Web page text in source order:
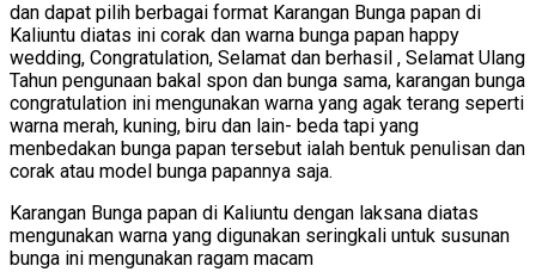
dan dapat pilih berbagai format Karangan Bunga papan di
Kaliuntu diatas ini corak dan warna bunga papan happy
wedding, Congratulation, Selamat dan berhasil , Selamat Ulang
Tahun pengunaan bakal spon dan bunga sama, karangan bunga
congratulation ini mengunakan warna yang agak terang seperti
warna merah, kuning, biru dan lain- beda tapi yang
menbedakan bunga papan tersebut ialah bentuk penulisan dan
corak atau model bunga papannya saja.
Karangan Bunga papan di Kaliuntu dengan laksana diatas
mengunakan warna yang digunakan seringkali untuk susunan
bunga ini mengunakan ragam macam